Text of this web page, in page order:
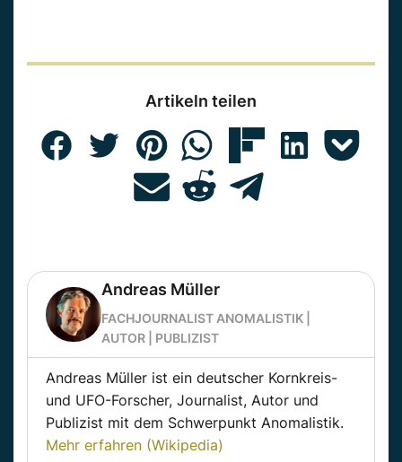
Artikeln teilen
Andreas Müller
FACHJOURNALIST ANOMALISTIK |
AUTOR | PUBLIZIST
Andreas Müller ist ein deutscher Kornkreis-
und UFO-Forscher, Journalist, Autor und
Publizist mit dem Schwerpunkt Anomalistik.
Mehr erfahren (Wikipedia)